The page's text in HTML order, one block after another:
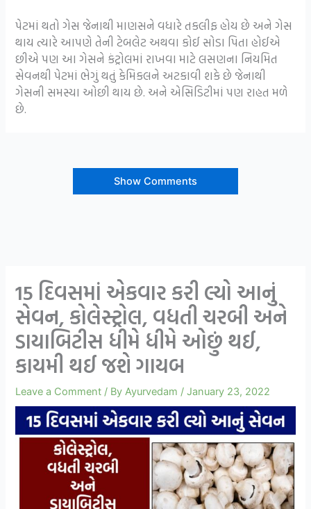
પેટમાં થતો ગેસ જેનાથી માણસને વધારે તકલીફ હોય છે અને ગેસ
થાય ત્યારે આપણે તેની ટેબલેટ અથવા કોઈ સોડા પિતા હોઈએ
છીએ પણ આ ગેસને કંટ્રોલમાં રાખવા માટે લસણના નિયમિત
સેવનથી પેટમાં ભેગું થતું કેમિકલને અટકાવી શકે છે જેનાથી
ગેસની સમસ્યા ઓછી થાય છે. અને એસિડિટીમાં પણ રાહત મળે
છે.
Show Comments
15 દિવસમાં એકવાર કરી લ્યો આનું
સેવન, કોલેસ્ટ્રોલ, વધતી ચરબી અને
ડાયાબિટીસ ધીમે ધીમે ઓછું થઈ,
કાયમી થઈ જશે ગાયબ
Leave a Comment / ByAyurvedam /January 23, 2022